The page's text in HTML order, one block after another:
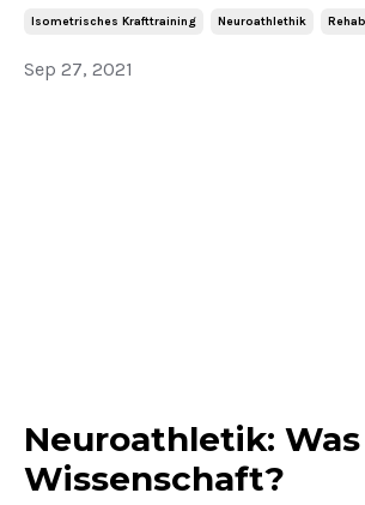
Isometrisches Krafttraining Neuroathlethik
Sep 27, 2021
Neuroathletik:
Wissenschaft?